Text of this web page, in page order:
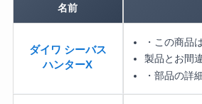
名前
ダイワ シーバス
ハンターX
・この商品
製品とお間
・部品の詳